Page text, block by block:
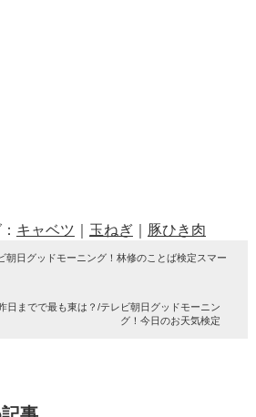
キャベツ 玉ねぎ｜ 豚ひき肉
朝日グッドモーニング！林修のことば検定スマー
日までで最も東は？/テレビ朝日グッドモーニン
グ！今日のお天気検定